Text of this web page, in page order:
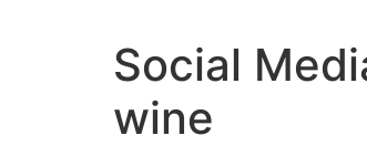
Social
wine